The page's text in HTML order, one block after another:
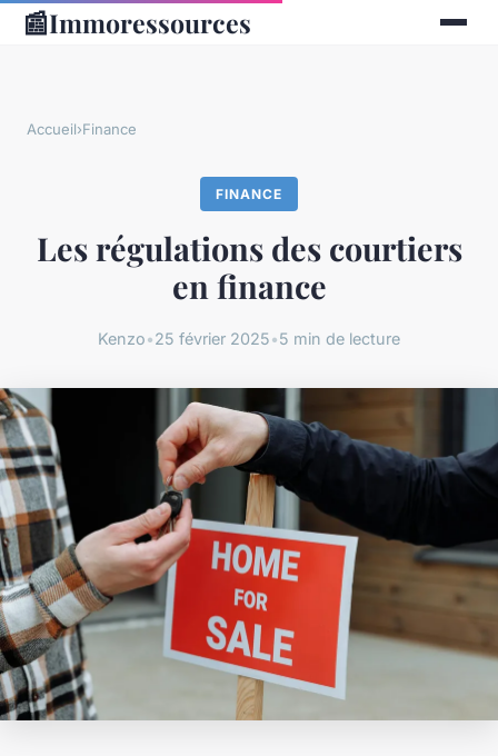
📰Immoressources
Accueil›Finance
FINANCE
Les régulations des courtiers
en finance
Kenzo•25 février 2025•5 min de lecture